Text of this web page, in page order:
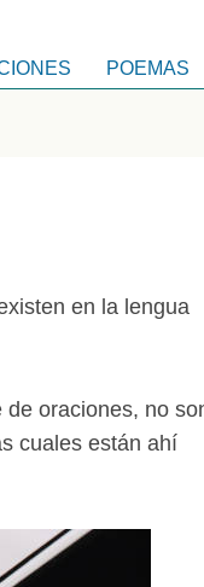
POEMAS
en la lengua
oraciones, no
cuales están ahí